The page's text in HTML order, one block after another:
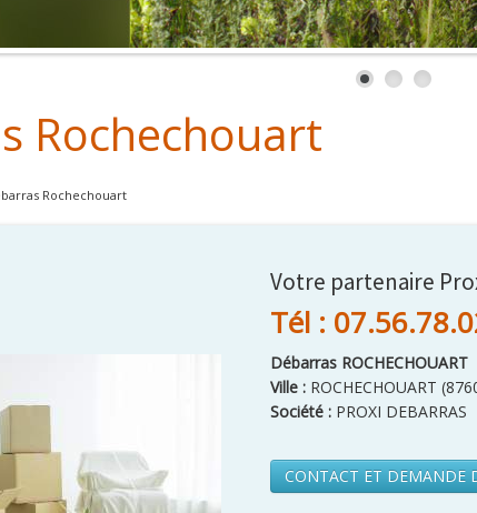
Rochechouart
Rochechouart
Votre partenaire
Tél :
Débarras ROCHECHOUART
Ville : ROCHECHOUART (
Société : PROXI DEBARRAS
CONTACT ET DEMANDE